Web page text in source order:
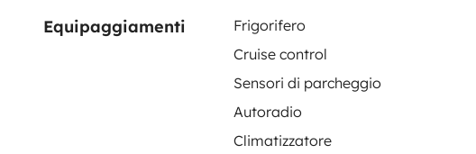
Equipaggiamenti Frigorifero
Cruise control
Sensori di parcheggio
Autoradio
Climatizzatore